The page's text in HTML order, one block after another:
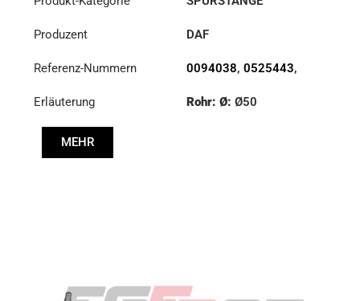
Produzent DAF
Referenz-Nummern 0094038,0525443,
Erläuterung
Rohr: Ø:Ø50
MEHR